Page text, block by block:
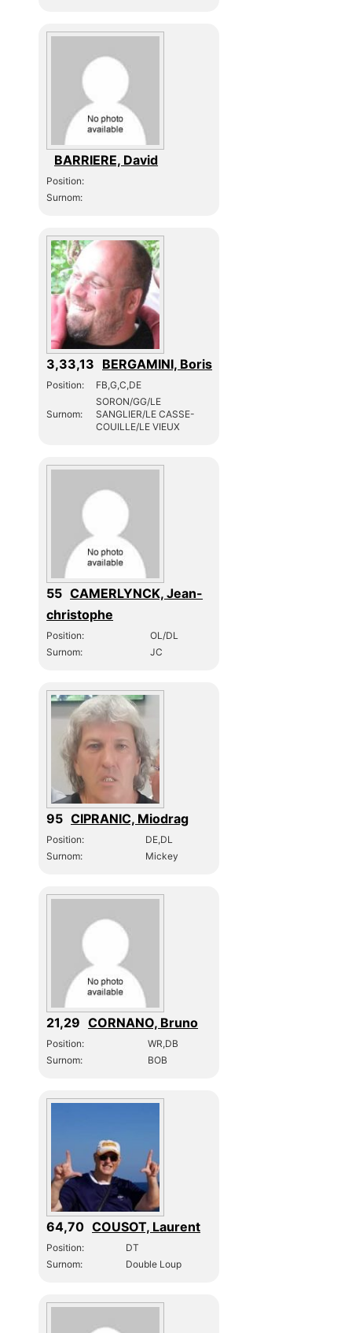
BARRIERE, David
Position:
Surnom:
3,33,13 BERGAMINI, Boris
Position: FB,G,C,DE
Surnom:
SORON/GG/LE
SANGLIER/LE CASSE-
COUILLE/LE VIEUX
55 CAMERLYNCK, Jean-
christophe
Position:
OL/DL
Surnom:
JC
95 CIPRANIC, Miodrag
Position:
DE,DL
Surnom:
Mickey
21,29 CORNANO, Bruno
Position:
WR,DB
Surnom:
BOB
64,70 COUSOT, Laurent
Position:
DT
Surnom:
Double Loup